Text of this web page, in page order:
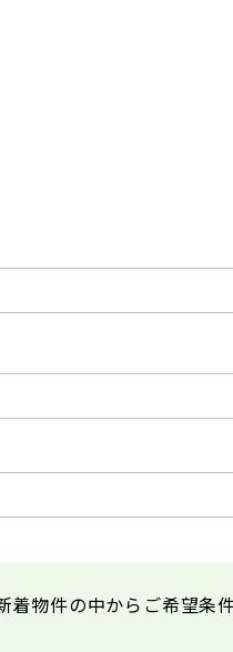
着物件の中からご希望条